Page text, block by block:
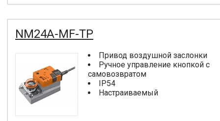
NM24A-MF-TP
Привод воздушной заслонки
Ручное управление кнопкой с
самовозвратом
IP54
Настраиваемый